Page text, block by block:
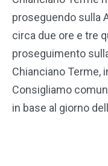
proseguendo sulla
circa due ore e tre
proseguimento
Chianciano Terme,
Consigliamo
in base al giorno